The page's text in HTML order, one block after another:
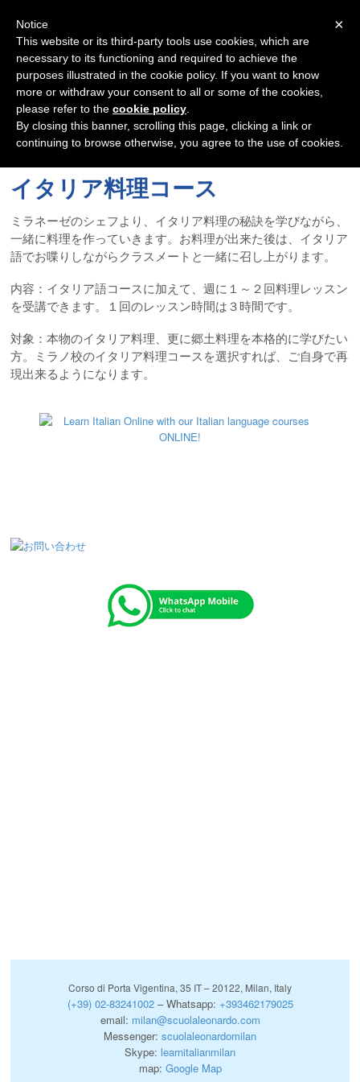
イタリア料理コース
ミラネーゼのシェフより、イタリア料理の秘訣を学びながら、
一緒に料理を作っていきます。お料理が出来た後は、イタリア
語でお喋りしながらクラスメートと一緒に召し上がります。
内容：イタリア語コースに加えて、週に１～２回料理レッスン
を受講できます。１回のレッスン時間は３時間です。
対象：本物のイタリア料理、更に郷土料理を本格的に学びたい
方。ミラノ校のイタリア料理コースを選択すれば、ご自身で再
現出来るようになります。
Corso di Porta Vigentina, 35 IT – 20122, Milan, Italy
(+39) 02-83241002– Whatsapp: +393462179025
email: milan@scuolaleonardo.com
Messenger: scuolaleonardomilan
Skype: learnitalianmilan
map: Google Map
×
Notice
This website or its third-party tools use cookies, which are
necessary to its functioning and required to achieve the
purposes illustrated in the cookie policy. If you want to know
more or withdraw your consent to all or some of the cookies,
please refer to the cookie policy
By closing this banner, scrolling this page, clicking a link or
continuing to browse otherwise, you agree to the use of cookies.